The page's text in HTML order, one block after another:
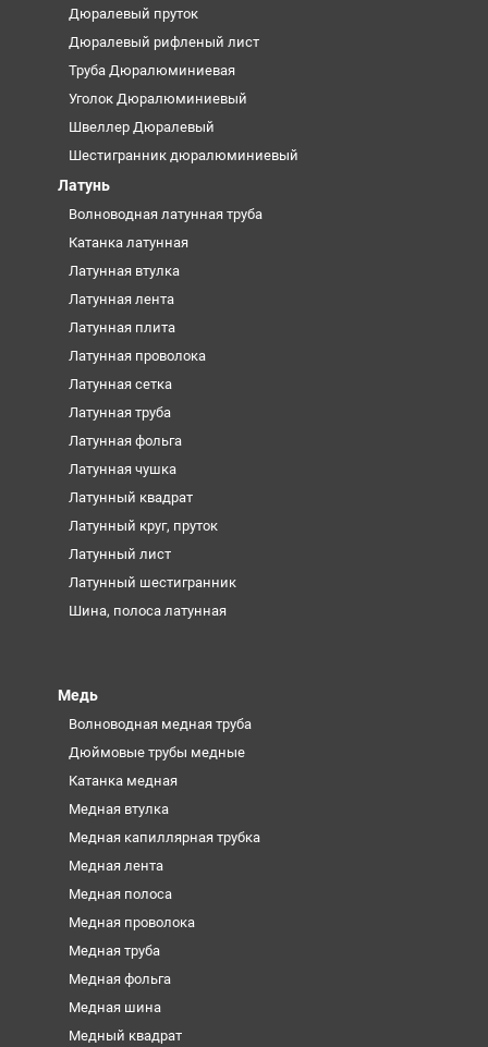
Дюралевый пруток
Дюралевый рифленый лист
Труба Дюралюминиевая
Уголок Дюралюминиевый
Швеллер Дюралевый
Шестигранник дюралюминиевый
Латунь
Волноводная латунная труба
Катанка латунная
Латунная втулка
Латунная лента
Латунная плита
Латунная проволока
Латунная сетка
Латунная труба
Латунная фольга
Латунная чушка
Латунный квадрат
Латунный круг, пруток
Латунный лист
Латунный шестигранник
Шина, полоса латунная
Медь
Волноводная медная труба
Дюймовые трубы медные
Катанка медная
Медная втулка
Медная капиллярная трубка
Медная лента
Медная полоса
Медная проволока
Медная труба
Медная фольга
Медная шина
Медный квадрат